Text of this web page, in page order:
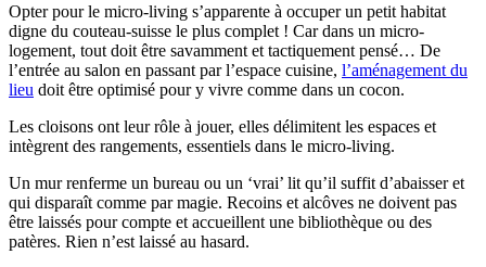
Opter pour le micro-living s’apparente à occuper un petit habitat
digne du couteau-suisse le plus complet ! Car dans un micro-
logement, tout doit être savamment et tactiquement pensé… De
l’entrée au salon en passant par l’espace cuisine, l’aménagement du
lieu doit être optimisé pour y vivre comme dans un cocon.
Les cloisons ont leur rôle à jouer, elles délimitent les espaces et
intègrent des rangements, essentiels dans le micro-living.
Un mur renferme un bureau ou un ‘vrai’ lit qu’il suffit d’abaisser et
qui disparaît comme par magie. Recoins et alcôves ne doivent pas
être laissés pour compte et accueillent une bibliothèque ou des
patères. Rien n’est laissé au hasard.